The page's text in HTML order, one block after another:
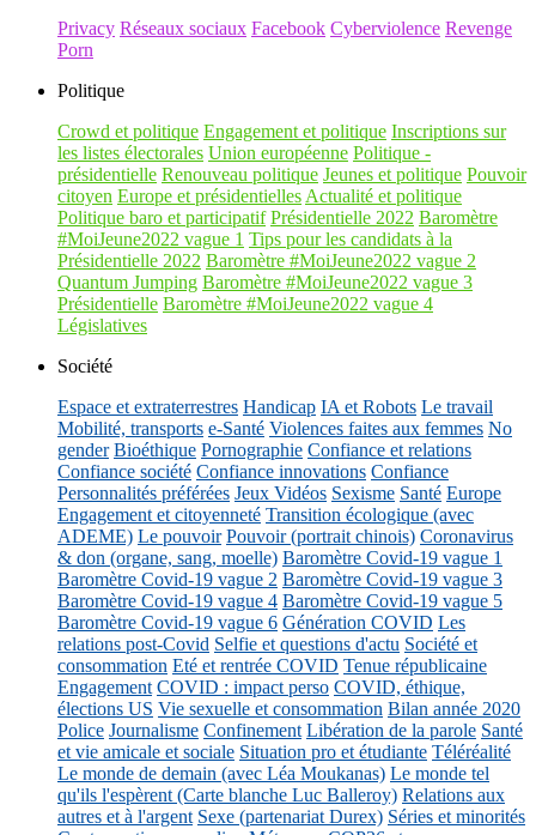
Privacy Réseaux sociaux Facebook Cyberviolence Revenge
Porn
Politique
Crowd et politique Engagement et politique Inscriptions sur
les listes électorales Union européenne Politique -
présidentielle Renouveau politique Jeunes et politique Pouvoir
citoyen Europe et présidentielles Actualité et politique
Politique baro et participatif Présidentielle 2022 Baromètre
#MoiJeune2022 vague 1 Tips pour les candidats à la
Présidentielle 2022 Baromètre #MoiJeune2022 vague 2
Quantum Jumping Baromètre #MoiJeune2022 vague 3
Présidentielle Baromètre #MoiJeune2022 vague 4
Législatives
Société
Espace et extraterrestres Handicap IA et Robots Le travail
Mobilité, transports e-Santé Violences faites aux femmes No
gender Bioéthique Pornographie Confiance et relations
Confiance société Confiance innovations Confiance
Personnalités préférées Jeux Vidéos Sexisme Santé Europe
Engagement et citoyenneté Transition écologique (avec
ADEME) Le pouvoir Pouvoir (portrait chinois) Coronavirus
& don (organe, sang, moelle) Baromètre Covid-19 vague 1
Baromètre Covid-19 vague 2 Baromètre Covid-19 vague 3
Baromètre Covid-19 vague 4 Baromètre Covid-19 vague 5
Baromètre Covid-19 vague 6 Génération COVID Les
relations post-Covid Selfie et questions d'actu Société et
consommation Eté et rentrée COVID Tenue républicaine
Engagement COVID : impact perso COVID, éthique,
élections US Vie sexuelle et consommation Bilan année 2020
Police Journalisme Confinement Libération de la parole Santé
et vie amicale et sociale Situation pro et étudiante Téléréalité
Le monde de demain (avec Léa Moukanas) Le monde tel
qu'ils l'espèrent (Carte blanche Luc Balleroy) Relations aux
autres et à l'argent Sexe (partenariat Durex) Séries et minorités